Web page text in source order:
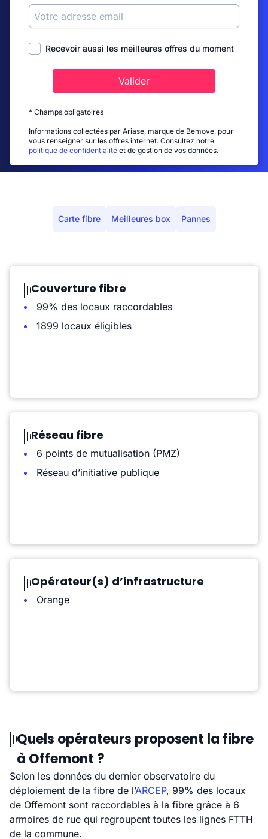
Recevoir aussi les meilleures offres du moment
Valider
* Champs obligatoires
Informations collectées par Ariase, marque de Bemove, pour
vous renseigner sur les offres internet. Consultez notre
politique de confidentialité et de gestion de vos données.
Carte fibre Meilleures box Pannes
Couverture fibre
99% des locaux raccordables
1899 locaux éligibles
Réseau fibre
6 points de mutualisation (PMZ)
Réseau d’initiative publique
Opérateur(s) d’infrastructure
Orange
Quels opérateurs proposent la fibre
à Offemont ?
Selon les données du dernier observatoire du
déploiement de la fibre de l’ARCEP, 99% des locaux
de Offemont sont raccordables à la fibre grâce à 6
armoires de rue qui regroupent toutes les lignes FTTH
de la commune.